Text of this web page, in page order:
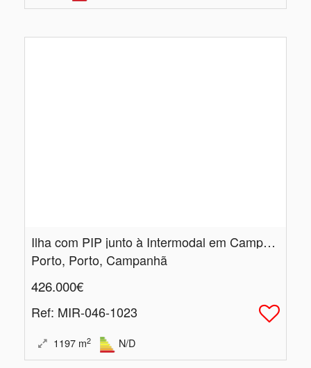
Ilha com PIP junto à Intermodal em Campanhã
Porto, Porto, Campanhã
426.000€
Ref: MIR-046-1023
1197 m2 N/D